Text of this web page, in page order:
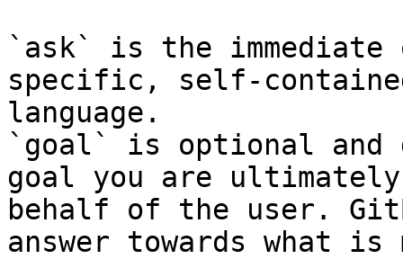
`ask` is the
specific, self-
language.
`goal` is optional and
goal you are
behalf of the user.
answer towards what